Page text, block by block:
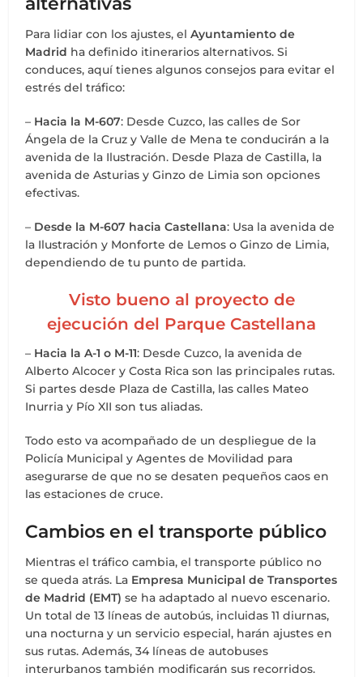
Para lidiar con los ajustes, elAyuntamiento de
Madrid ha definido itinerarios alternativos. Si
conduces, aquí tienes algunos consejos para evitar el
estrés del tráfico:
– Hacia la M-607: Desde Cuzco, las calles de Sor
Ángela de la Cruz y Valle de Mena te conducirán a la
avenida de la Ilustración. Desde Plaza de Castilla, la
avenida de Asturias y Ginzo de Limia son opciones
efectivas.
– Desde la M-607 hacia Castellana: Usa la avenida de
la Ilustración y Monforte de Lemos o Ginzo de Limia,
dependiendo de tu punto de partida.
Visto bueno al proyecto de
ejecución del Parque Castellana
– Hacia la A-1 o M-11: Desde Cuzco, la avenida de
Alberto Alcocer y Costa Rica son las principales rutas.
Si partes desde Plaza de Castilla, las calles Mateo
Inurria y Pío XII son tus aliadas.
Todo esto va acompañado de un despliegue de la
Policía Municipal y Agentes de Movilidad para
asegurarse de que no se desaten pequeños caos en
las estaciones de cruce.
Cambios en el transporte público
Mientras el tráfico cambia, el transporte público no
se queda atrás. La Empresa Municipal de Transportes
de Madrid (EMT) se ha adaptado al nuevo escenario.
Un total de 13 líneas de autobús, incluidas 11 diurnas,
una nocturna y un servicio especial, harán ajustes en
sus rutas. Además, 34 líneas de autobuses
interurbanos también modificarán sus recorridos.